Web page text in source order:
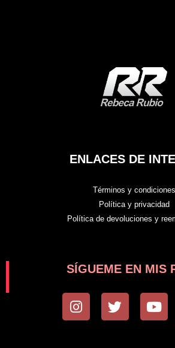
ENLACES DE
Términos y condiciones
Política y privacidad
Política de devoluciones y
SÍGUEME EN MIS
I
n
T
w
Y
o